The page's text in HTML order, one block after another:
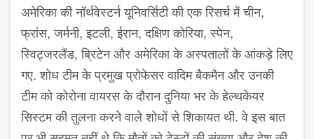
अमेरिका की नॉर्थवेस्टर्न यूनिवर्सिटी की एक रिसर्च में चीन,
फ्रांस, जर्मनी, इटली, ईरान, दक्षिण कोरिया, स्पेन,
स्विट्जरलैंड, ब्रिटेन और अमेरिका के अस्पतालों के आंकड़े लिए
गए. शोध टीम के प्रमुख प्रोफेसर वादिम बैकमैन और उनकी
टीम को कोरोना वायरस के दौरान दुनिया भर के हेल्थकेयर
सिस्टम की तुलना करने वाले शोधों से शिकायत थी. वे इस बात